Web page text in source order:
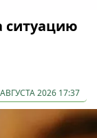
ситуацию
2026 17:37